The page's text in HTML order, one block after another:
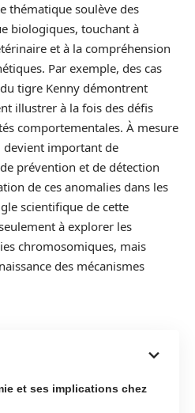
thématique soulève des
biologiques, touchant à
et à la compréhension
Par exemple, des cas
tigre Kenny démontrent
illustrer à la fois des défis
comportementales. À mesure
devient important de
prévention et de détection
de ces anomalies dans les
scientifique de cette
à explorer les
chromosomiques, mais
des mécanismes
et ses implications chez